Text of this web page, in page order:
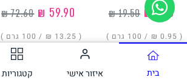
‏19.50 ₪ ‏1.90 ₪
( ‏0.95 ₪ / 100 גרם )
‏72.60 ₪
( ‏13.25 ₪ / 100 גרם )
בית איזור אישי קטגוריות